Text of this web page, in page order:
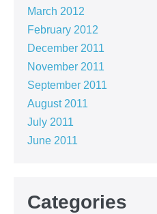
March 2012
February 2012
December 2011
November 2011
September 2011
August 2011
July 2011
June 2011
Categories